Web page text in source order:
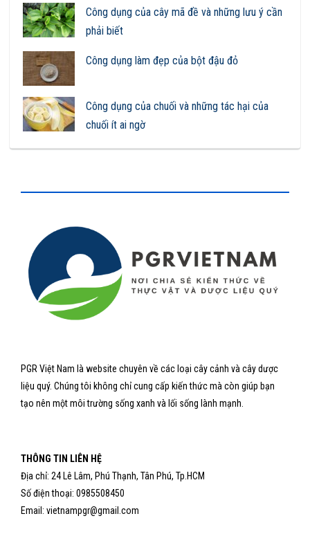
Công dụng của cây mã đề và những lưu ý cần
phải biết
Công dụng làm đẹp của bột đậu đỏ
Công dụng của chuối và những tác hại của
chuối ít ai ngờ
PGR Việt Nam là website chuyên về các loại cây cảnh và cây dược
liệu quý. Chúng tôi không chỉ cung cấp kiến thức mà còn giúp bạn
tạo nên một môi trường sống xanh và lối sống lành mạnh.
THÔNG TIN LIÊN HỆ
Địa chỉ: 24 Lê Lâm, Phú Thạnh, Tân Phú, Tp.HCM
Số điện thoại: 0985508450
Email: vietnampgr@gmail.com